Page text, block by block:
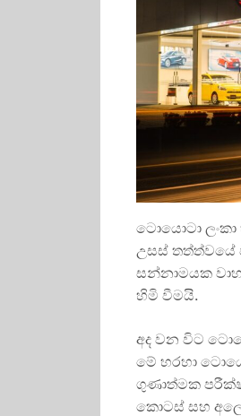
ටොයොටා ලංකා
උසස්
සන්නාමයක
හිමි වීමයි.
අද වන විට
මේ හරහා
ගුණාත්මක
කොටස් සහ